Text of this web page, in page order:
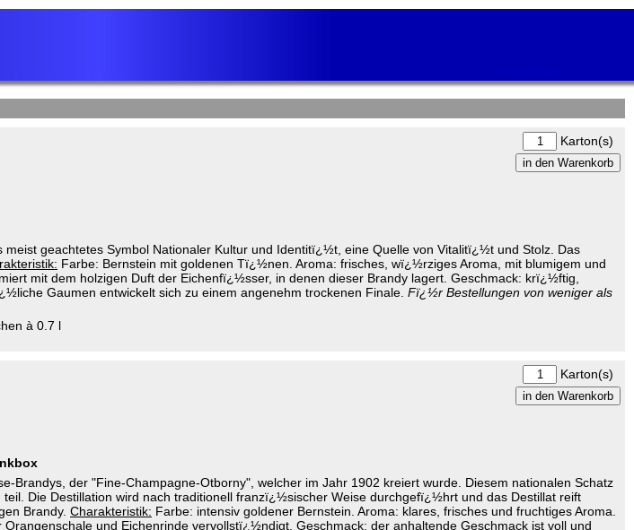
Karton(s)
geachtetes Symbol Nationaler Kultur und Identitï¿½t, eine Quelle von Vitalitï¿½t und Stolz. Das
Farbe: Bernstein mit goldenen Tï¿½nen. Aroma: frisches, wï¿½rziges Aroma, mit blumigem und
mit dem holzigen Duft der Eichenfï¿½sser, in denen dieser Brandy lagert. Geschmack: krï¿½ftig,
Gaumen entwickelt sich zu einem angenehm trockenen Finale. Fï¿½r Bestellungen von weniger als
à 0.7 l
Karton(s)
Brandys, der "Fine-Champagne-Otborny", welcher im Jahr 1902 kreiert wurde. Diesem nationalen Schatz
Die Destillation wird nach traditionell franzï¿½sischer Weise durchgefï¿½hrt und das Destillat reift
Brandy. Charakteristik: Farbe: intensiv goldener Bernstein. Aroma: klares, frisches und fruchtiges Aroma.
und Eichenrinde vervollstï¿½ndigt. Geschmack: der anhaltende Geschmack ist voll und